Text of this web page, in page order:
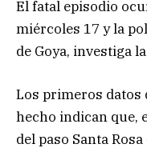
El fatal episodio
miércoles 17 y la
de Goya, investiga
Los primeros datos
hecho indican que,
del paso Santa